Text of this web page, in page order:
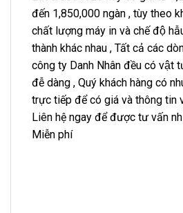
đến 1,850,000 ngàn , tùy theo
chất lượng máy in và chế độ
thành khác nhau , Tất cả các
công ty Danh Nhân đều có vật
đễ dàng , Quý khách hàng có
trực tiếp để có giá và thông tin
Liên hệ ngay để được tư vấn
Miễn phí